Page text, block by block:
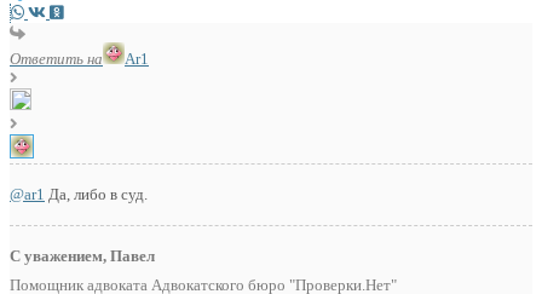
Ответить на Ar1
@ar1 Да, либо в суд.
С уважением, Павел
Помощник адвоката Адвокатского бюро "Проверки.Нет"